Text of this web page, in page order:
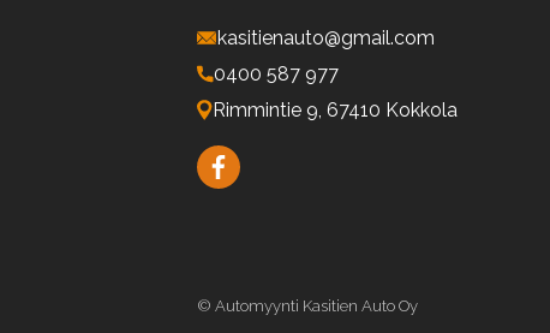
kasitienauto@gmail.com
0400 587 977
Rimmintie 9, 67410 Kokkola
© Automyynti Kasitien Auto Oy